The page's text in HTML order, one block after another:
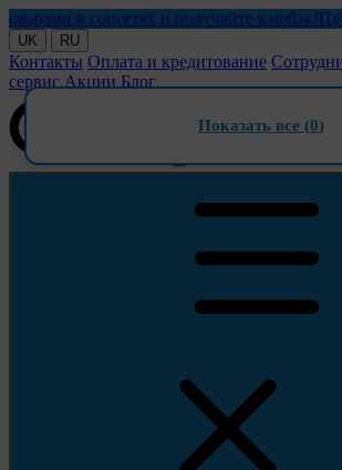
в соцсетях и получайте кэшбэк!
UK RU
Контакты Оплата и кредитование
сервис Акции Блог
Показать все (0)